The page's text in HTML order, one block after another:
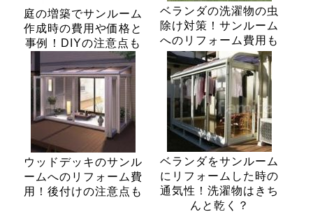
庭の増築でサンルーム
作成時の費用や価格と
事例！DIYの注意点も
ベランダの洗濯物の虫
除け対策！サンルーム
へのリフォーム費用も
ウッドデッキのサンル
ームへのリフォーム費
用！後付けの注意点も
ベランダをサンルーム
にリフォームした時の
通気性！洗濯物はきち
んと乾く？